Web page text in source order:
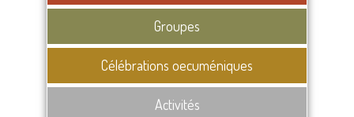
Groupes
Célébrations oecuméniques
Activités